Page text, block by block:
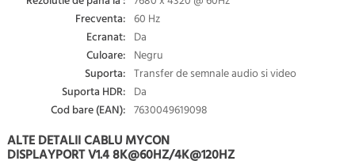
Frecventa: 60 Hz
Ecranat: Da
Culoare: Negru
Suporta: Transfer de semnale audio si video
Suporta HDR: Da
Cod bare (EAN): 7630049619098
ALTE DETALII CABLU MYCON
DISPLAYPORT V1.4 8K@60HZ/4K@120HZ